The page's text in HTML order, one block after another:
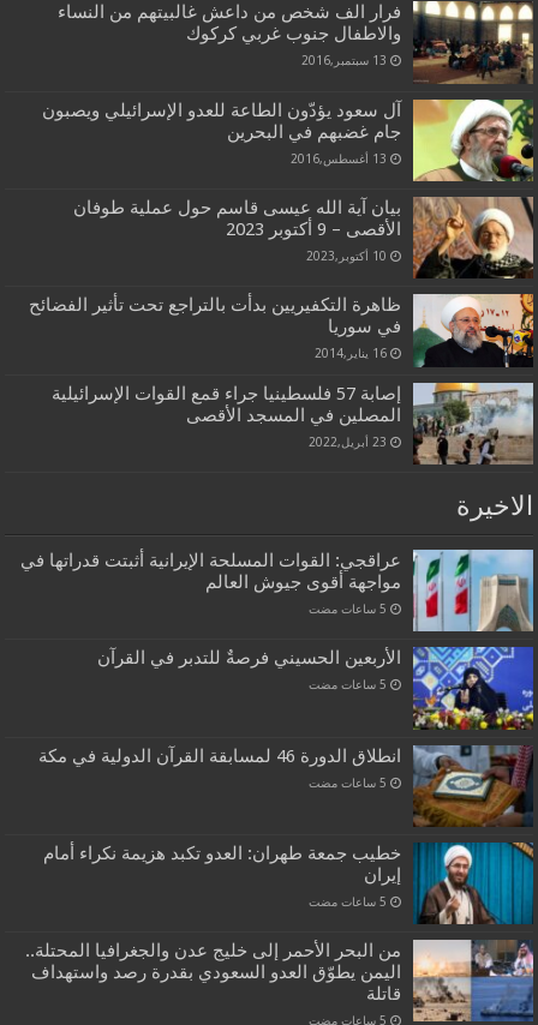
فرار الف شخص من داعش غالبيتهم من النساء
والاطفال جنوب غربي كركوك
13 سبتمبر,2016
آل سعود يؤدّون الطاعة للعدو الإسرائيلي ويصبون
جام غضبهم في البحرين
13 أغسطس,2016
بيان آية الله عيسى قاسم حول عملية طوفان
الأقصى – 9 أكتوبر 2023
10 أكتوبر,2023
ظاهرة التكفيريين بدأت بالتراجع تحت تأثير الفضائح
في سوريا
16 يناير,2014
إصابة 57 فلسطينيا جراء قمع القوات الإسرائيلية
المصلين في المسجد الأقصى
23 أبريل,2022
الاخيرة
عراقجي: القوات المسلحة الإيرانية أثبتت قدراتها في
مواجهة أقوى جيوش العالم
الأربعين الحسيني فرصةٌ للتدبر في القرآن
انطلاق الدورة 46 لمسابقة القرآن الدولية في مكة
خطيب جمعة طهران: العدو تكبد هزيمة نكراء أمام
إيران
من البحر الأحمر إلى خليج عدن والجغرافيا المحتلة..
اليمن يطوّق العدو السعودي بقدرة رصد واستهداف
قاتلة